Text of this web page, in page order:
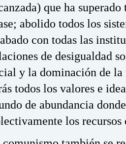
que ha
abolido todos los
con todas las
de desigualdad
y la dominación de
todos los valores e
de abundancia
los recursos